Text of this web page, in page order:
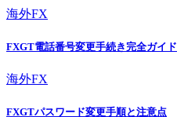
海外FX
FXGT電話番号変更手続き完全ガイド
海外FX
FXGTパスワード変更手順と注意点